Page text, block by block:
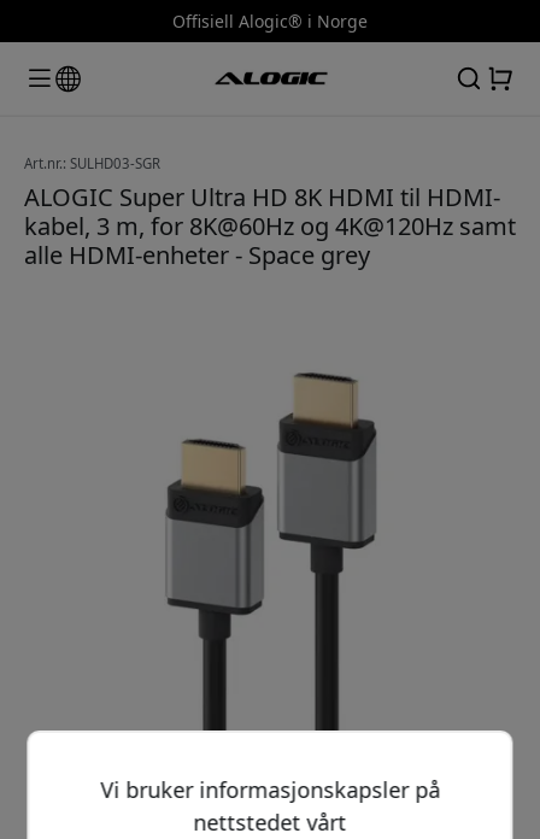
Offisiell Alogic® i Norge
Art.nr.: SULHD03-SGR
ALOGIC Super Ultra HD 8K HDMI til HDMI-
kabel, 3 m, for 8K@60Hz og 4K@120Hz samt
alle HDMI-enheter - Space grey
Vi bruker informasjonskapsler på
nettstedet vårt